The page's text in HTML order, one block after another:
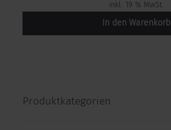
inkl. 19 % MwSt.
In den Warenkorb
Produktkategorien